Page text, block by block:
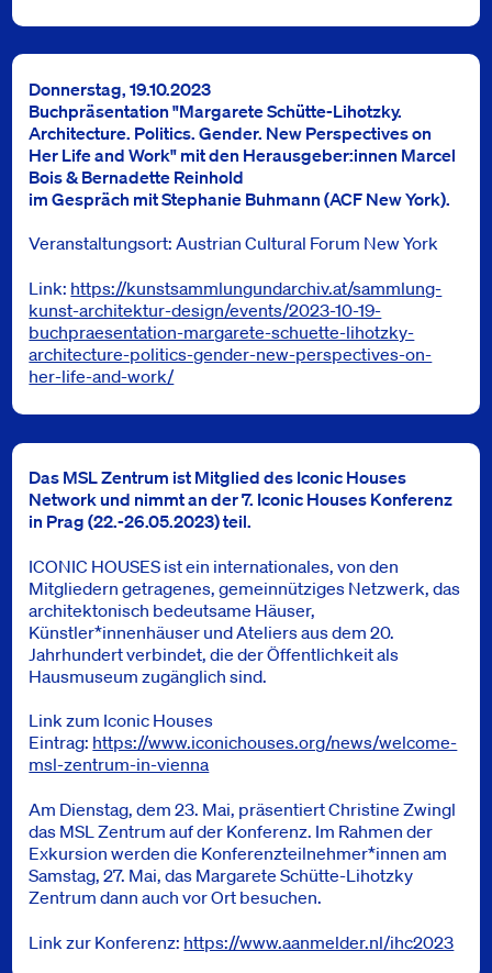
Donnerstag, 19.10.2023
Buchpräsentation "Margarete Schütte-Lihotzky.
Architecture. Politics. Gender. New Perspectives on
Her Life and Work" mit den Herausgeber:innen Marcel
Bois & Bernadette Reinhold
im Gespräch mit Stephanie Buhmann (ACF New York).
Veranstaltungsort: Austrian Cultural Forum New York
Link: https://kunstsammlungundarchiv.at/sammlung-
kunst-architektur-design/events/2023-10-19-
buchpraesentation-margarete-schuette-lihotzky-
architecture-politics-gender-new-perspectives-on-
her-life-and-work/
Das MSL Zentrum ist Mitglied des Iconic Houses
Network und nimmt an der 7. Iconic Houses Konferenz
in Prag (22.-26.05.2023) teil.
ICONIC HOUSES ist ein internationales, von den
Mitgliedern getragenes, gemeinnütziges Netzwerk, das
architektonisch bedeutsame Häuser,
Künstler*innenhäuser und Ateliers aus dem 20.
Jahrhundert verbindet, die der Öffentlichkeit als
Hausmuseum zugänglich sind.
Link zum Iconic Houses
Eintrag: https://www.iconichouses.org/news/welcome-
msl-zentrum-in-vienna
Am Dienstag, dem 23. Mai, präsentiert Christine Zwingl
das MSL Zentrum auf der Konferenz. Im Rahmen der
Exkursion werden die Konferenzteilnehmer*innen am
Samstag, 27. Mai, das Margarete Schütte-Lihotzky
Zentrum dann auch vor Ort besuchen.
Link zur Konferenz: https://www.aanmelder.nl/ihc2023